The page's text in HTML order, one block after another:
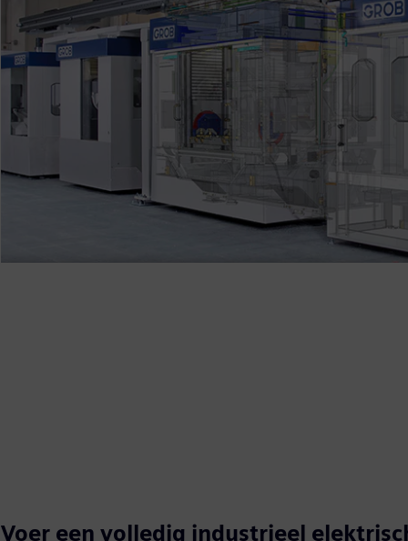
Voer een volledig industrieel